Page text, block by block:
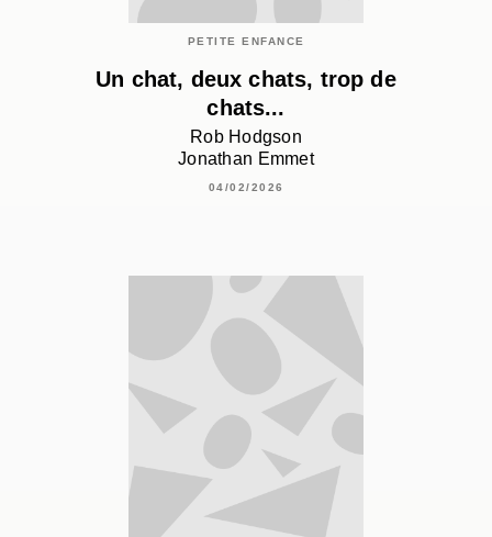
PETITE ENFANCE
Un chat, deux chats, trop de
chats...
Rob Hodgson
Jonathan Emmet
04/02/2026